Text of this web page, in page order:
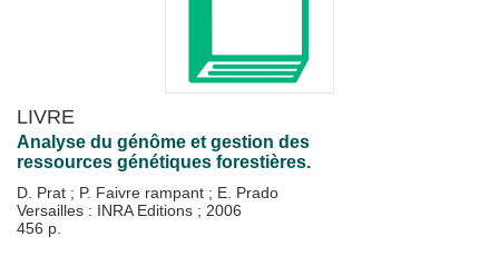
LIVRE
Analyse du génôme et gestion des
ressources génétiques forestières.
D. Prat ; P. Faivre rampant ; E. Prado
Versailles : INRA Editions ; 2006
456 p.